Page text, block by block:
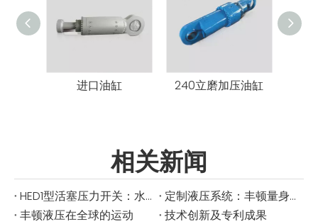
进口油缸 240立磨加压油缸
相关新闻
HED1型活塞压力开关：水电系统必备
定制液压系统：丰顿量身定制的解决方案
丰顿液压在全球的运动
技术创新及专利成果